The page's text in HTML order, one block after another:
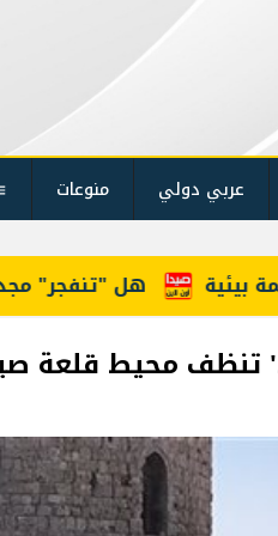
عربي دولي منوعات
وفد في الجنوب؟
تنظف محيط قلعة